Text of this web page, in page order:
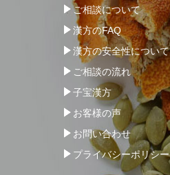
ご相談について
漢方のFAQ
漢方の安全性について
ご相談の流れ
子宝漢方
お客様の声
お問い合わせ
プライバシーポリシー